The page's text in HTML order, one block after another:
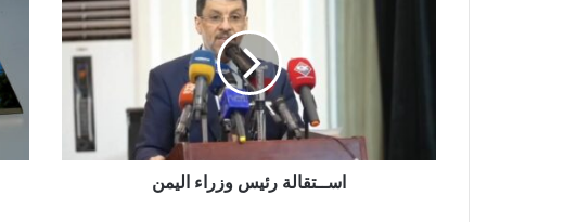
اســتقالة رئيس وزراء اليمن